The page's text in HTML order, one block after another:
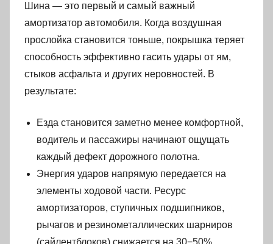
Шина — это первый и самый важный
амортизатор автомобиля. Когда воздушная
прослойка становится тоньше, покрышка теряет
способность эффективно гасить удары от ям,
стыков асфальта и других неровностей. В
результате:
Езда становится заметно менее комфортной,
водитель и пассажиры начинают ощущать
каждый дефект дорожного полотна.
Энергия ударов напрямую передается на
элементы ходовой части. Ресурс
амортизаторов, ступичных подшипников,
рычагов и резинометаллических шарниров
(сайлентблоков) снижается на 30−50%.